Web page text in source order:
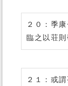
２０：季
臨之以荘
２１：或